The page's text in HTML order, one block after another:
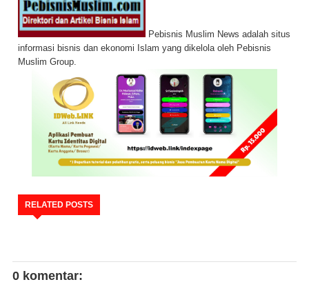
Pebisnis Muslim News adalah situs
informasi bisnis dan ekonomi Islam yang dikelola oleh Pebisnis
Muslim Group.
RELATED POSTS
0 komentar: